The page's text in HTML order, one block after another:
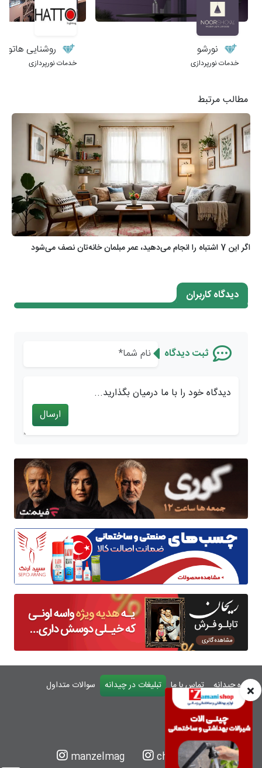
درباره چیدانه تماس با ما تبلیغات در چیدانه
سوالات متداول
ورود
chidaneh
manzelmag